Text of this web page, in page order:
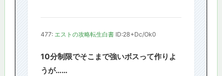
477: エストの攻略転生白書 ID:28+Dc/Ok0
10分制限でそこまで強いボスって作りよ
うが……